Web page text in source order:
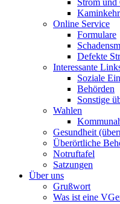
Strom und
Online Service
Formulare
Defekte
Interessante
Soziale
Behörden
Sonstige
Wahlen
Gesundheit
Überörtliche
Notruftafel
Satzungen
Über uns
Grußwort
Was ist eine